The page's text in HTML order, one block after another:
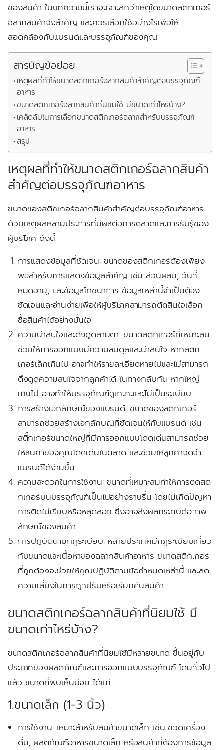
ของสินค้า ในบทความนี้เราจะเจาะลึกว่าเหตุใดขนาดสติกเกอร์
ฉลากสินค้าจึงสำคัญ และควรเลือกใช้อย่างไรเพื่อให้
สอดคล้องกับแบรนด์และบรรจุภัณฑ์ของคุณ
สารบัญข้อย่อย
เหตุผลที่ทำให้ขนาดสติกเกอร์ฉลากสินค้าสำคัญต่อบรรจุภัณฑ์
อาหาร
ขนาดสติกเกอร์ฉลากสินค้าที่นิยมใช้ มีขนาดเท่าไหร่บ้าง?
เคล็ดลับในการเลือกขนาดสติกเกอร์ฉลากสำหรับบรรจุภัณฑ์
อาหาร
สรุป
เหตุผลที่ทำให้ขนาดสติกเกอร์ฉลากสินค้า
สำคัญต่อบรรจุภัณฑ์อาหาร
ขนาดของสติกเกอร์ฉลากสินค้าสำคัญต่อบรรจุภัณฑ์อาหาร
ด้วยเหตุผลหลายประการที่มีผลต่อการตลาดและการรับรู้ของ
ผู้บริโภค ดังนี้
การแสดงข้อมูลที่ชัดเจน:ขนาดของสติกเกอร์ต้องเพียง
พอสำหรับการแสดงข้อมูลสำคัญ เช่น ส่วนผสม, วันที่
หมดอายุ, และข้อมูลโภชนาการ ข้อมูลเหล่านี้จำเป็นต้อง
ชัดเจนและอ่านง่ายเพื่อให้ผู้บริโภคสามารถตัดสินใจเลือก
ซื้อสินค้าได้อย่างมั่นใจ
ความน่าสนใจและดึงดูดสายตา: ขนาดสติกเกอร์ที่เหมาะสม
ช่วยให้การออกแบบมีความสมดุลและน่าสนใจ หากสติก
เกอร์เล็กเกินไป อาจทำให้รายละเอียดหายไปและไม่สามารถ
ดึงดูดความสนใจจากลูกค้าได้ ในทางกลับกัน หากใหญ่
เกินไป อาจทำให้บรรจุภัณฑ์ดูเกะกะและไม่เป็นระเบียบ
การสร้างเอกลักษณ์ของแบรนด์:ขนาดของสติกเกอร์
สามารถช่วยสร้างเอกลักษณ์ที่ชัดเจนให้กับแบรนด์ เช่น
สติ๊กเกอร์ขนาดใหญ่ที่มีการออกแบบโดดเด่นสามารถช่วย
ให้สินค้าของคุณโดดเด่นในตลาด และช่วยให้ลูกค้าจดจำ
แบรนด์ได้ง่ายขึ้น
ความสะดวกในการใช้งาน: ขนาดที่เหมาะสมทำให้การติดสติ
กเกอร์บนบรรจุภัณฑ์เป็นไปอย่างราบรื่น โดยไม่เกิดปัญหา
การติดไม่เรียบหรือหลุดลอก ซึ่งอาจส่งผลกระทบต่อภาพ
ลักษณ์ของสินค้า
การปฏิบัติตามกฎระเบียบ: หลายประเทศมีกฎระเบียบเกี่ยว
กับขนาดและเนื้อหาของฉลากสินค้าอาหาร ขนาดสติกเกอร์
ที่ถูกต้องจะช่วยให้คุณปฏิบัติตามข้อกำหนดเหล่านี้ และลด
ความเสี่ยงในการถูกปรับหรือเรียกคืนสินค้า
ขนาดสติกเกอร์ฉลากสินค้าที่นิยมใช้ มี
ขนาดเท่าไหร่บ้าง?
ขนาดสติกเกอร์ฉลากสินค้าที่นิยมใช้มีหลายขนาด ขึ้นอยู่กับ
ประเภทของผลิตภัณฑ์และการออกแบบบรรจุภัณฑ์ โดยทั่วไป
แล้ว ขนาดที่พบเห็นบ่อย ได้แก่
1.ขนาดเล็ก (1-3 นิ้ว)
การใช้งาน: เหมาะสำหรับสินค้าขนาดเล็ก เช่น ขวดเครื่อง
ดื่ม, ผลิตภัณฑ์อาหารขนาดเล็ก หรือสินค้าที่ต้องการข้อมูล